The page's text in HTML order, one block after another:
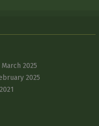
2025
2025